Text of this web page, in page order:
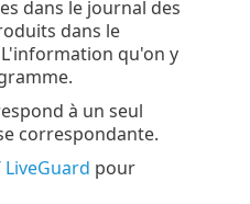
dans le journal des
dans le
qu'on y
à un seul
correspondante.
LiveGuard pour